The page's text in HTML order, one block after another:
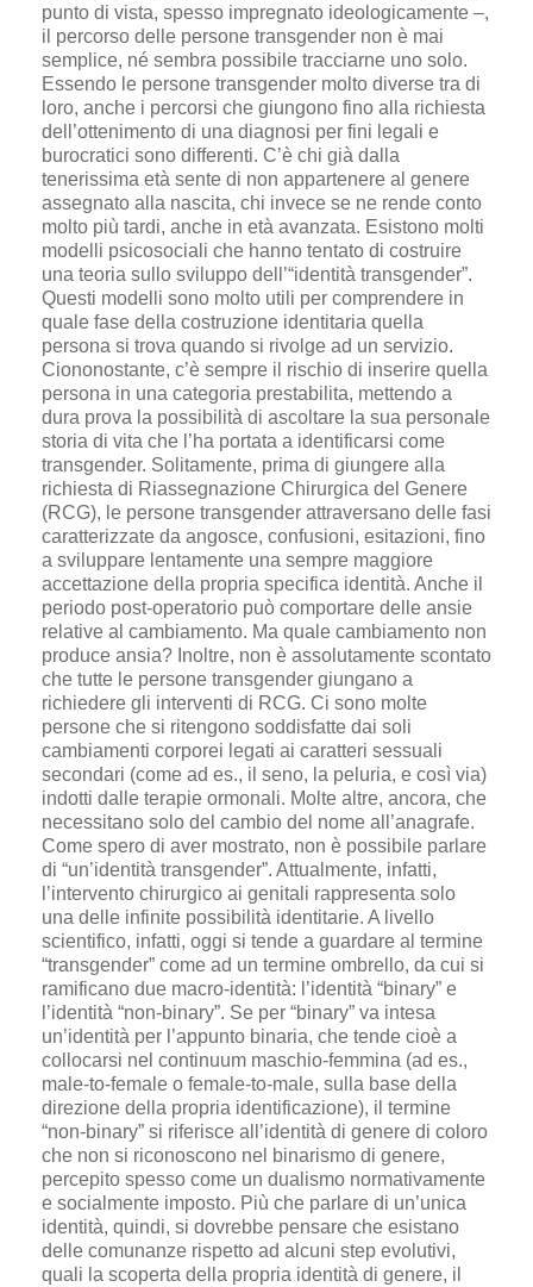
punto di vista, spesso impregnato ideologicamente –,
il percorso delle persone transgender non è mai
semplice, né sembra possibile tracciarne uno solo.
Essendo le persone transgender molto diverse tra di
loro, anche i percorsi che giungono fino alla richiesta
dell’ottenimento di una diagnosi per fini legali e
burocratici sono differenti. C’è chi già dalla
tenerissima età sente di non appartenere al genere
assegnato alla nascita, chi invece se ne rende conto
molto più tardi, anche in età avanzata. Esistono molti
modelli psicosociali che hanno tentato di costruire
una teoria sullo sviluppo dell’“identità transgender”.
Questi modelli sono molto utili per comprendere in
quale fase della costruzione identitaria quella
persona si trova quando si rivolge ad un servizio.
Ciononostante, c’è sempre il rischio di inserire quella
persona in una categoria prestabilita, mettendo a
dura prova la possibilità di ascoltare la sua personale
storia di vita che l’ha portata a identificarsi come
transgender. Solitamente, prima di giungere alla
richiesta di Riassegnazione Chirurgica del Genere
(RCG), le persone transgender attraversano delle fasi
caratterizzate da angosce, confusioni, esitazioni, fino
a sviluppare lentamente una sempre maggiore
accettazione della propria specifica identità. Anche il
periodo post-operatorio può comportare delle ansie
relative al cambiamento. Ma quale cambiamento non
produce ansia? Inoltre, non è assolutamente scontato
che tutte le persone transgender giungano a
richiedere gli interventi di RCG. Ci sono molte
persone che si ritengono soddisfatte dai soli
cambiamenti corporei legati ai caratteri sessuali
secondari (come ad es., il seno, la peluria, e così via)
indotti dalle terapie ormonali. Molte altre, ancora, che
necessitano solo del cambio del nome all’anagrafe.
Come spero di aver mostrato, non è possibile parlare
di “un’identità transgender”. Attualmente, infatti,
l’intervento chirurgico ai genitali rappresenta solo
una delle infinite possibilità identitarie. A livello
scientifico, infatti, oggi si tende a guardare al termine
“transgender” come ad un termine ombrello, da cui si
ramificano due macro-identità: l’identità “binary” e
l’identità “non-binary”. Se per “binary” va intesa
un’identità per l’appunto binaria, che tende cioè a
collocarsi nel continuum maschio-femmina (ad es.,
male-to-female o female-to-male, sulla base della
direzione della propria identificazione), il termine
“non-binary” si riferisce all’identità di genere di coloro
che non si riconoscono nel binarismo di genere,
percepito spesso come un dualismo normativamente
e socialmente imposto. Più che parlare di un’unica
identità, quindi, si dovrebbe pensare che esistano
delle comunanze rispetto ad alcuni step evolutivi,
quali la scoperta della propria identità di genere, il